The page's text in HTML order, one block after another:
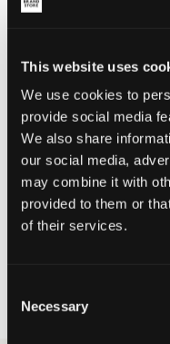
This website uses
We use cookies to
provide social media
We also share
our social media,
may combine it with
provided to them or
of their services.
Selection
Necessary
140 cm
Opfattet størrelse
Lille
VÆLG EN
Fortrydelsesret i 60 dager